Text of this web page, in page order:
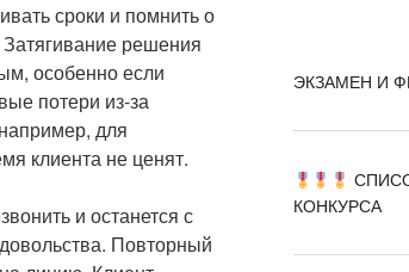
сроки и помнить о
Затягивание решения
особенно если
потери из-за
для
клиента не ценят.
и останется с
Повторный
ЭКЗАМЕН И
КОНКУРСА